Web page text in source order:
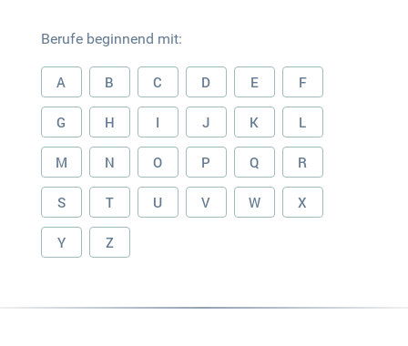
Berufe beginnend mit:
A B C D E F
G H I J K L
M N O P Q R
S T U V W X
Y Z